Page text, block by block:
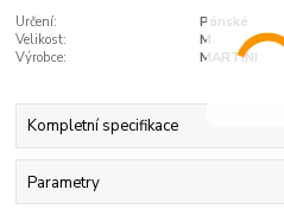
Určení:
Pánské
Velikost:
M
Výrobce:
MARTINI
Kompletní specifikace
Parametry